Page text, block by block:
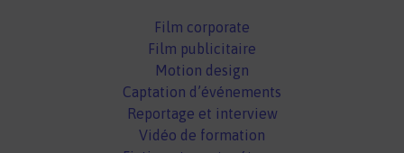
Film corporate
Film publicitaire
Motion design
Captation d’événements
Reportage et interview
Vidéo de formation